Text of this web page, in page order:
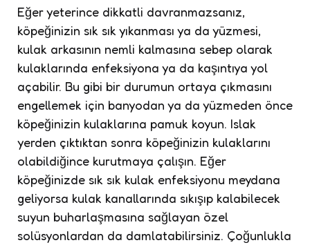
Eğer yeterince dikkatli davranmazsanız,
köpeğinizin sık sık yıkanması ya da yüzmesi,
kulak arkasının nemli kalmasına sebep olarak
kulaklarında enfeksiyona ya da kaşıntıya yol
açabilir. Bu gibi bir durumun ortaya çıkmasını
engellemek için banyodan ya da yüzmeden önce
köpeğinizin kulaklarına pamuk koyun. Islak
yerden çıktıktan sonra köpeğinizin kulaklarını
olabildiğince kurutmaya çalışın. Eğer
köpeğinizde sık sık kulak enfeksiyonu meydana
geliyorsa kulak kanallarında sıkışıp kalabilecek
suyun buharlaşmasına sağlayan özel
solüsyonlardan da damlatabilirsiniz. Çoğunlukla